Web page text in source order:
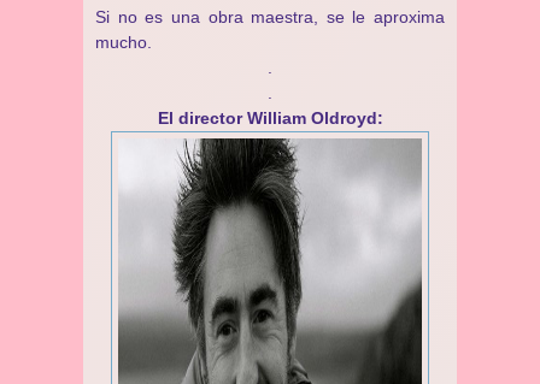
Si no es una obra maestra, se le aproxima
mucho.
El director William Oldroyd: